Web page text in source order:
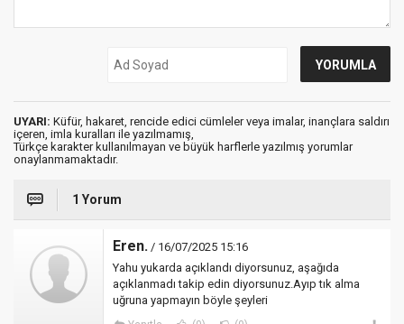
UYARI: Küfür, hakaret, rencide edici cümleler veya imalar, inançlara saldırı
içeren, imla kuralları ile yazılmamış,
Türkçe karakter kullanılmayan ve büyük harflerle yazılmış yorumlar
onaylanmamaktadır.
1 Yorum
Eren. / 16/07/2025 15:16
Yahu yukarda açıklandı diyorsunuz, aşağıda
açıklanmadı takip edin diyorsunuz.Ayıp tık alma
uğruna yapmayın böyle şeyleri